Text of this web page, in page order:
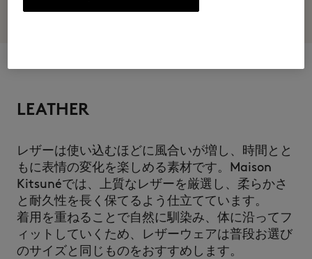
LEATHER
レザーは使い込むほどに風合いが増し、時間とと
もに表情の変化を楽しめる素材です。Maison
Kitsunéでは、上質なレザーを厳選し、柔らかさ
と耐久性を長く保てるよう仕立てています。
着用を重ねることで自然に馴染み、体に沿ってフ
ィットしていくため、レザーウェアは普段お選び
のサイズと同じものをおすすめします。